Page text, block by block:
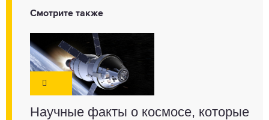
Смотрите также
Научные факты о космосе, которые